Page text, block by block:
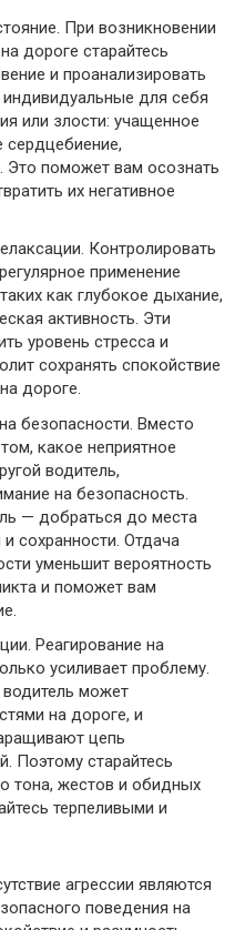
При возникновении
дороге старайтесь
и проанализировать
для себя
или злости: учащенное
поможет вам осознать
их негативное
Контролировать
применение
как глубокое дыхание,
активность. Эти
уровень стресса и
сохранять спокойствие
дороге.
безопасности. Вместо
какое неприятное
водитель,
на безопасность.
— добраться до места
сохранности. Отдача
уменьшит вероятность
и поможет вам
Реагирование на
усиливает проблему.
может
на дороге, и
цепь
Поэтому старайтесь
тона, жестов и обидных
терпеливыми и
агрессии являются
поведения на